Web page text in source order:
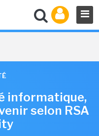
informatique,
selon RSA